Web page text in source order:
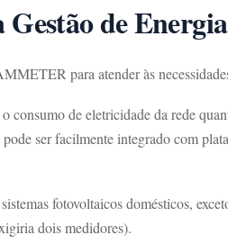
de
para atender às
de eletricidade da rede
ser facilmente integrado com
fotovoltaicos domésticos,
dois medidores).